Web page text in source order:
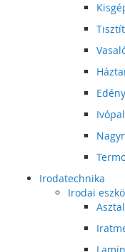
Irodatechnika
Irodai